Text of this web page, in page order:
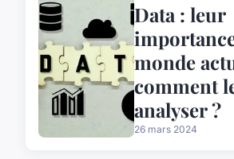
Data : leur
monde
comment
analyser ?
26 mars 2024